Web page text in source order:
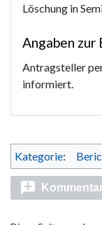
Löschung in
Angaben zur
Antragsteller
informiert.
Kategorie: